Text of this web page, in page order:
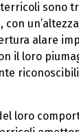
sono
alare
il loro
loro